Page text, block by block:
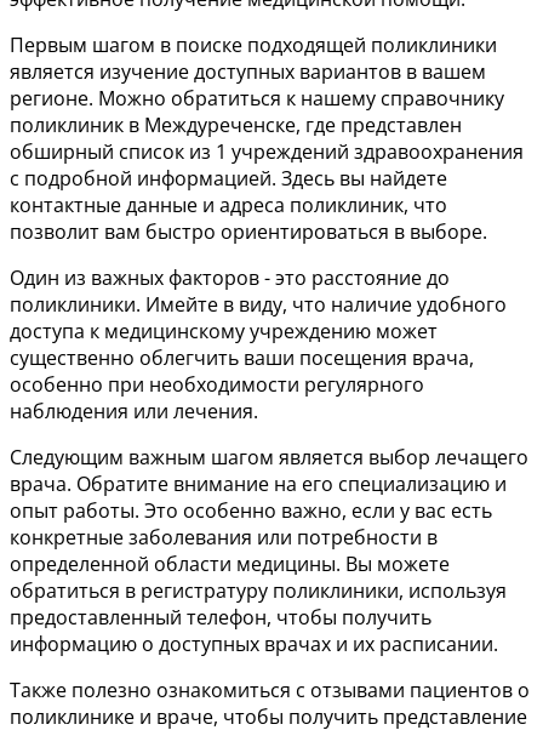
Первым шагом в поиске подходящей поликлиники
является изучение доступных вариантов в вашем
регионе. Можно обратиться к нашему справочнику
поликлиник в Междуреченске, где представлен
обширный список из 1 учреждений здравоохранения
с подробной информацией. Здесь вы найдете
контактные данные и адреса поликлиник, что
позволит вам быстро ориентироваться в выборе.
Один из важных факторов - это расстояние до
поликлиники. Имейте в виду, что наличие удобного
доступа к медицинскому учреждению может
существенно облегчить ваши посещения врача,
особенно при необходимости регулярного
наблюдения или лечения.
Следующим важным шагом является выбор лечащего
врача. Обратите внимание на его специализацию и
опыт работы. Это особенно важно, если у вас есть
конкретные заболевания или потребности в
определенной области медицины. Вы можете
обратиться в регистратуру поликлиники, используя
предоставленный телефон, чтобы получить
информацию о доступных врачах и их расписании.
Также полезно ознакомиться с отзывами пациентов о
поликлинике и враче, чтобы получить представление